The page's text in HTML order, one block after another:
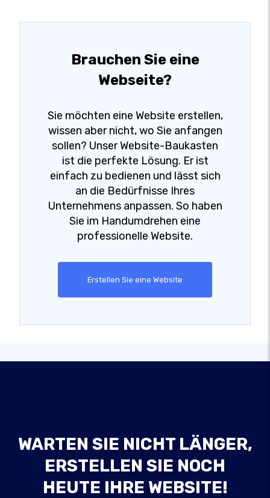
Brauchen Sie eine
Webseite?
Sie möchten eine Website erstellen,
wissen aber nicht, wo Sie anfangen
sollen? Unser Website-Baukasten
ist die perfekte Lösung. Er ist
einfach zu bedienen und lässt sich
an die Bedürfnisse Ihres
Unternehmens anpassen. So haben
Sie im Handumdrehen eine
professionelle Website.
Erstellen Sie eine Website
WARTEN SIE NICHT LÄNGER,
ERSTELLEN SIE NOCH
HEUTE IHRE WEBSITE!